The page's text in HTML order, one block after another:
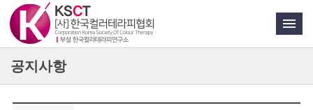
공지사항